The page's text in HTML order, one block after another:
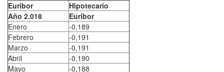
Euribor
Hipotecario
Año 2.018
Euribor
Enero
-0,189
Febrero
-0,191
Marzo
-0,191
Abril
-0,190
Mayo
-0,188